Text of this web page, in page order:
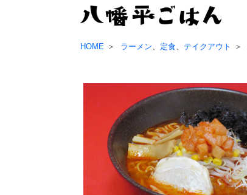
HOME ラーメン、 定食、 テイクアウト